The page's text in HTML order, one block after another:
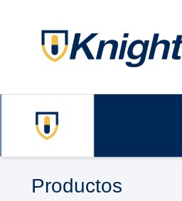
Productos